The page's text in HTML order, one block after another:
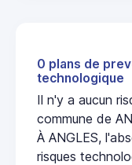
0 plans de
technologique
Il n'y a aucun
commune de
À ANGLES,
risques